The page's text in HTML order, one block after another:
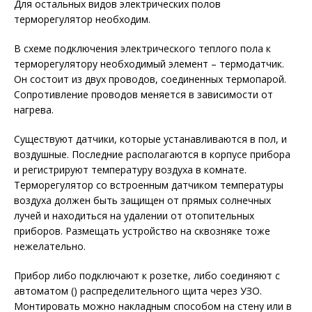
Для остальных видов электрических полов
терморегулятор необходим.
В схеме подключения электрического теплого пола к
терморегулятору необходимый элемент – термодатчик.
Он состоит из двух проводов, соединенных термопарой.
Сопротивление проводов меняется в зависимости от
нагрева.
Существуют датчики, которые устанавливаются в пол, и
воздушные. Последние располагаются в корпусе прибора
и регистрируют температуру воздуха в комнате.
Терморегулятор со встроенным датчиком температуры
воздуха должен быть защищен от прямых солнечных
лучей и находиться на удалении от отопительных
приборов. Размещать устройство на сквозняке тоже
нежелательно.
Прибор либо подключают к розетке, либо соединяют с
автоматом () распределительного щита через УЗО.
Монтировать можно накладным способом на стену или в